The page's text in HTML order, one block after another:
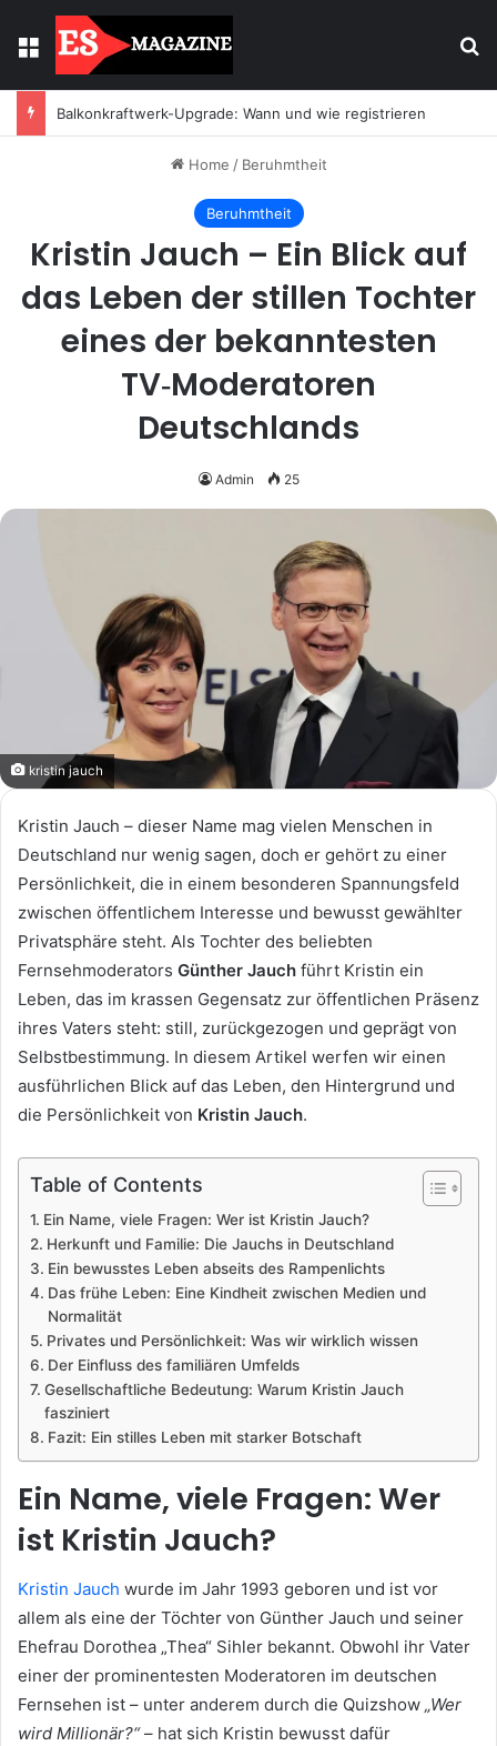
Menu
Balkonkraftwerk-Upgrade: Wann und wie registrieren
Home / Beruhmtheit
Beruhmtheit
Kristin Jauch – Ein Blick auf
das Leben der stillen Tochter
eines der bekanntesten
TV‑Moderatoren
Deutschlands
Admin 25
kristin jauch
Kristin Jauch – dieser Name mag vielen Menschen in
Deutschland nur wenig sagen, doch er gehört zu einer
Persönlichkeit, die in einem besonderen Spannungsfeld
zwischen öffentlichem Interesse und bewusst gewählter
Privatsphäre steht. Als Tochter des beliebten
Fernsehmoderators Günther Jauch führt Kristin ein
Leben, das im krassen Gegensatz zur öffentlichen Präsenz
ihres Vaters steht: still, zurückgezogen und geprägt von
Selbstbestimmung. In diesem Artikel werfen wir einen
ausführlichen Blick auf das Leben, den Hintergrund und
die Persönlichkeit von Kristin Jauch.
Table of Contents
Ein Name, viele Fragen: Wer ist Kristin Jauch?
Herkunft und Familie: Die Jauchs in Deutschland
Ein bewusstes Leben abseits des Rampenlichts
Das frühe Leben: Eine Kindheit zwischen Medien und
Normalität
Privates und Persönlichkeit: Was wir wirklich wissen
Der Einfluss des familiären Umfelds
Gesellschaftliche Bedeutung: Warum Kristin Jauch
fasziniert
Fazit: Ein stilles Leben mit starker Botschaft
Ein Name, viele Fragen: Wer
ist Kristin Jauch?
Kristin Jauch wurde im Jahr 1993 geboren und ist vor
allem als eine der Töchter von Günther Jauch und seiner
Ehefrau Dorothea „Thea“ Sihler bekannt. Obwohl ihr Vater
einer der prominentesten Moderatoren im deutschen
Fernsehen ist – unter anderem durch die Quizshow „Wer
wird Millionär?“– hat sich Kristin bewusst dafür